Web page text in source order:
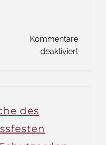
Kommentare
deaktiviertfür
des